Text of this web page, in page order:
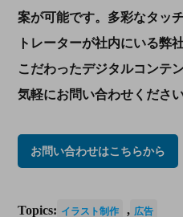
案が可能です。多彩なタッ
トレーターが社内にいる弊
こだわったデジタルコンテ
気軽にお問い合わせください
お問い合わせはこちらから
Topics: イラスト制作 , 広告